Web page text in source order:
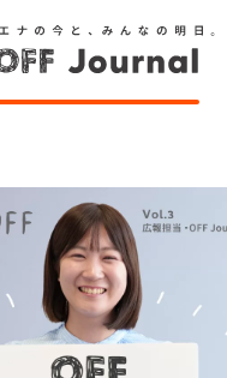
Instargram